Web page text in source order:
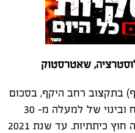
שאטרסטוק
בתקצוב רחב היקף, בסכום
כולל של כ-10 מיליון ₪, לפיתוח ובינוי של למעלה מ- 30
חצרות לימודיות וסביבות למידה חוץ כיתתיות. עד שנת 2021